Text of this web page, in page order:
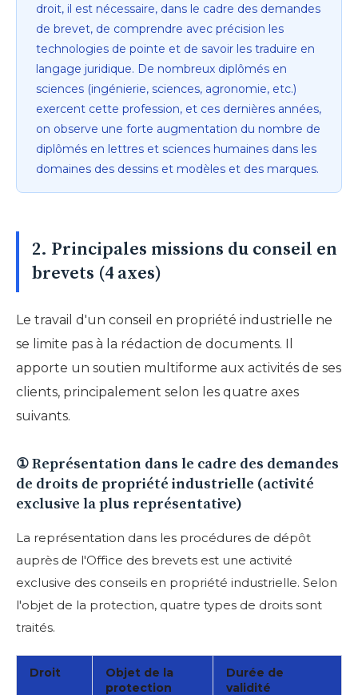
droit, il est nécessaire, dans le cadre des demandes
de brevet, de comprendre avec précision les
technologies de pointe et de savoir les traduire en
langage juridique. De nombreux diplômés en
sciences (ingénierie, sciences, agronomie, etc.)
exercent cette profession, et ces dernières années,
on observe une forte augmentation du nombre de
diplômés en lettres et sciences humaines dans les
domaines des dessins et modèles et des marques.
2. Principales missions du conseil en
brevets (4 axes)
Le travail d'un conseil en propriété industrielle ne
se limite pas à la rédaction de documents. Il
apporte un soutien multiforme aux activités de ses
clients, principalement selon les quatre axes
suivants.
① Représentation dans le cadre des demandes
de droits de propriété industrielle (activité
exclusive la plus représentative)
La représentation dans les procédures de dépôt
auprès de l'Office des brevets est une activité
exclusive des conseils en propriété industrielle. Selon
l'objet de la protection, quatre types de droits sont
traités.
Droit
Objet de la
protection
Durée de
validité